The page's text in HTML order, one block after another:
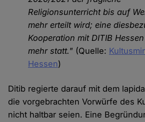
Religionsunterricht bis auf
mehr erteilt wird; eine
Kooperation mit DITIB
mehr statt." (Quelle:
Hessen)
Ditib regierte darauf mit dem
die vorgebrachten Vorwürfe des
nicht haltbar seien. Eine